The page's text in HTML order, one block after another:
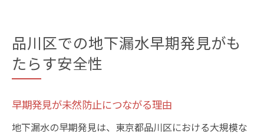
品川区での地下漏水早期発見がも
たらす安全性
早期発見が未然防止につながる理由
地下漏水の早期発見は、東京都品川区における大規模な